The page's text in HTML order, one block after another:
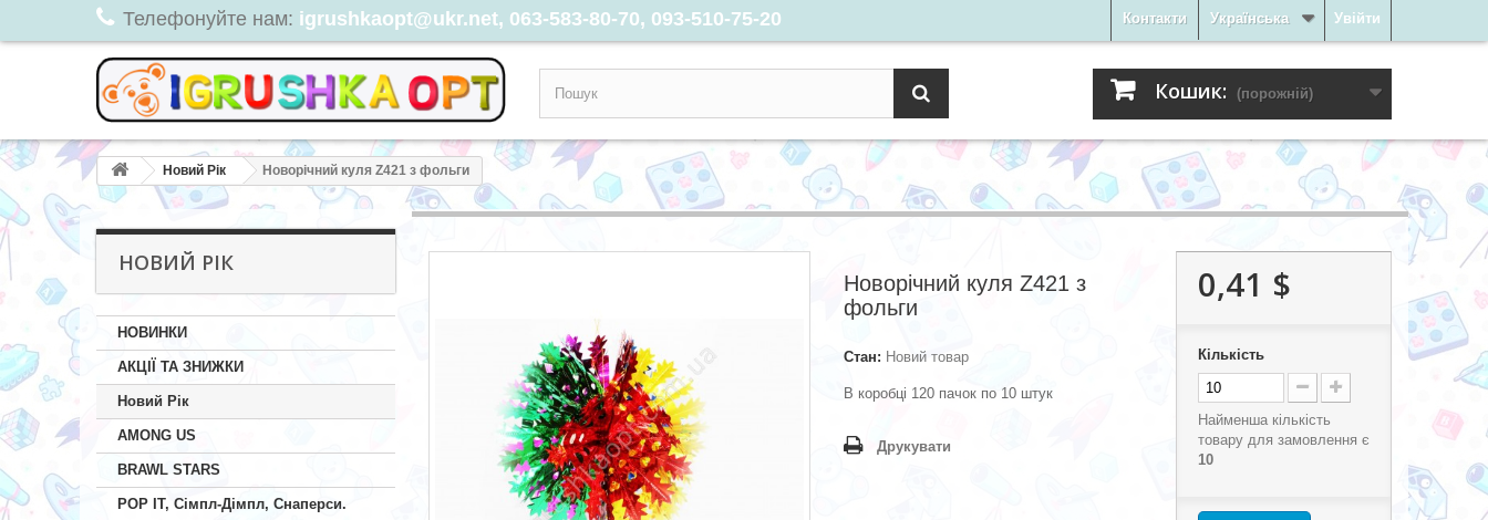
Увійти
Українська
Контакти
Телефонуйте нам: igrushkaopt@ukr.net, 063-583-80-70, 093-510-75-20
Кошик: (порожній)
Новий Рік Новорічний куля Z421 з фольги
НОВИЙ РІК
НОВИНКИ
АКЦІЇ ТА ЗНИЖКИ
Новий Рік
AMONG US
BRAWL STARS
POP IT, Сімпл-Дімпл, Снаперси.
Новорічний куля Z421 з
фольги
Стан: Новий товар
В коробці 120 пачок по 10 штук
Друкувати
0,41 $
Кількість
Найменша кількість
товару для замовлення є
10